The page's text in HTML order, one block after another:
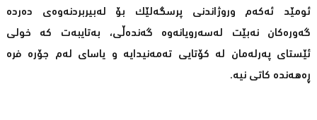
ئومێد ئەکەم وروژاندنی پرسگه‌لێك بۆ لەبیربردنەوەی دەردە
گەورەکان نەبێت لەسەرویانەوە گەندەڵی، بەتایبەت کە خولی
ئێستای پەرلەمان لە کۆتایی تەمەنیدایە و یاسای لەم جۆرە فرە
ڕەھەندە کاتی نیە.